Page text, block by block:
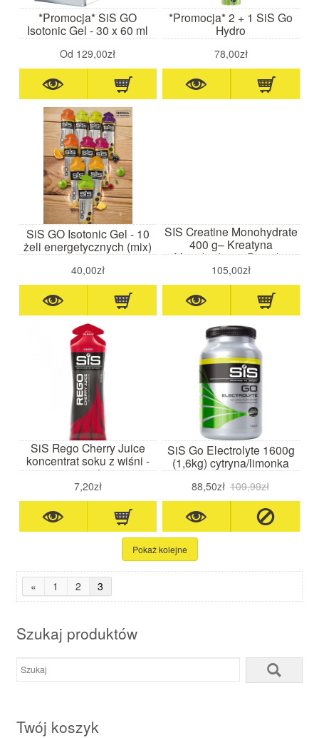
*Promocja* SiS GO
Isotonic Gel - 30 x 60 ml
Od 129,00zł
*Promocja* 2 + 1 SiS Go
Hydro
78,00zł
SiS GO Isotonic Gel - 10
żeli energetycznych (mix)
40,00zł
SIS Creatine Monohydrate
400 g– Kreatyna
Monohydrat w Proszku
105,00zł
SiS Rego Cherry Juice
koncentrat soku z wiśni -
30ml
7,20zł
SiS Go Electrolyte 1600g
(1,6kg) cytryna/limonka
88,50zł 109,99zł
Pokaż kolejne
« 1 2 3
Szukaj produktów
Twój koszyk